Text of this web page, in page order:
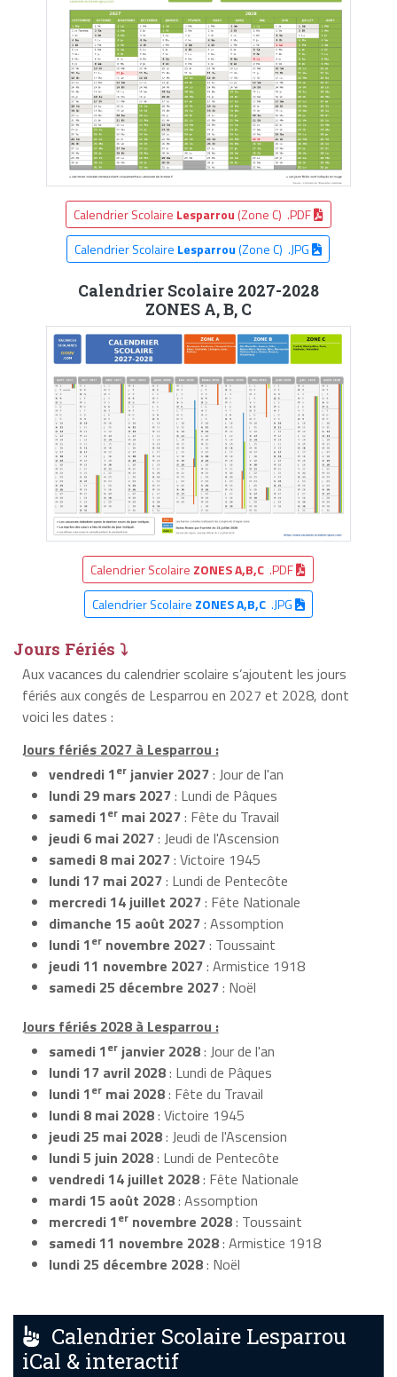
Calendrier Scolaire Lesparrou (Zone C) .PDF
Calendrier Scolaire Lesparrou(Zone C) .JPG
Calendrier Scolaire 2027-2028
ZONES A, B, C
Calendrier Scolaire ZONES A,B,C .PDF
Calendrier Scolaire ZONES A,B,C.JPG
Jours Fériés ⤵
Aux vacances du calendrier scolaire s’ajoutent les jours
fériés aux congés de Lesparrou en 2027 et 2028, dont
voici les dates :
Jours fériés 2027 à Lesparrou :
vendredi 1er janvier 2027: Jour de l'an
lundi 29 mars 2027: Lundi de Pâques
samedi 1er mai 2027: Fête du Travail
jeudi 6 mai 2027: Jeudi de l'Ascension
samedi 8 mai 2027: Victoire 1945
lundi 17 mai 2027: Lundi de Pentecôte
mercredi 14 juillet 2027: Fête Nationale
dimanche 15 août 2027: Assomption
lundi 1er novembre 2027: Toussaint
jeudi 11 novembre 2027: Armistice 1918
samedi 25 décembre 2027: Noël
Jours fériés 2028 à Lesparrou :
samedi 1er janvier 2028: Jour de l'an
lundi 17 avril 2028: Lundi de Pâques
lundi 1er mai 2028: Fête du Travail
lundi 8 mai 2028: Victoire 1945
jeudi 25 mai 2028: Jeudi de l'Ascension
lundi 5 juin 2028: Lundi de Pentecôte
vendredi 14 juillet 2028: Fête Nationale
mardi 15 août 2028: Assomption
mercredi 1er novembre 2028: Toussaint
samedi 11 novembre 2028: Armistice 1918
lundi 25 décembre 2028: Noël
Calendrier Scolaire Lesparrou
iCal & interactif